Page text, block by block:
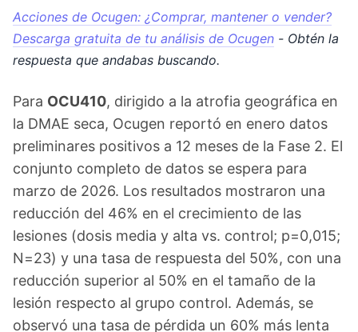
Acciones de Ocugen: ¿Comprar, mantener o vender?
Descarga gratuita de tu análisis de Ocugen - Obtén la
respuesta que andabas buscando.
Para OCU410, dirigido a la atrofia geográfica en
la DMAE seca, Ocugen reportó en enero datos
preliminares positivos a 12 meses de la Fase 2. El
conjunto completo de datos se espera para
marzo de 2026. Los resultados mostraron una
reducción del 46% en el crecimiento de las
lesiones (dosis media y alta vs. control; p=0,015;
N=23) y una tasa de respuesta del 50%, con una
reducción superior al 50% en el tamaño de la
lesión respecto al grupo control. Además, se
observó una tasa de pérdida un 60% más lenta